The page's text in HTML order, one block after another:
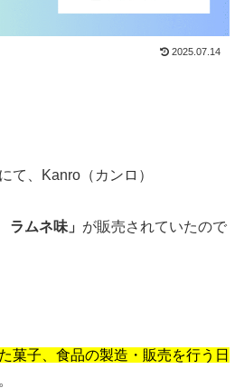
2025.07.14
て、Kanro（カンロ）
ムネ味」 が販売されていたので
菓子、食品の製造・販売を行う日